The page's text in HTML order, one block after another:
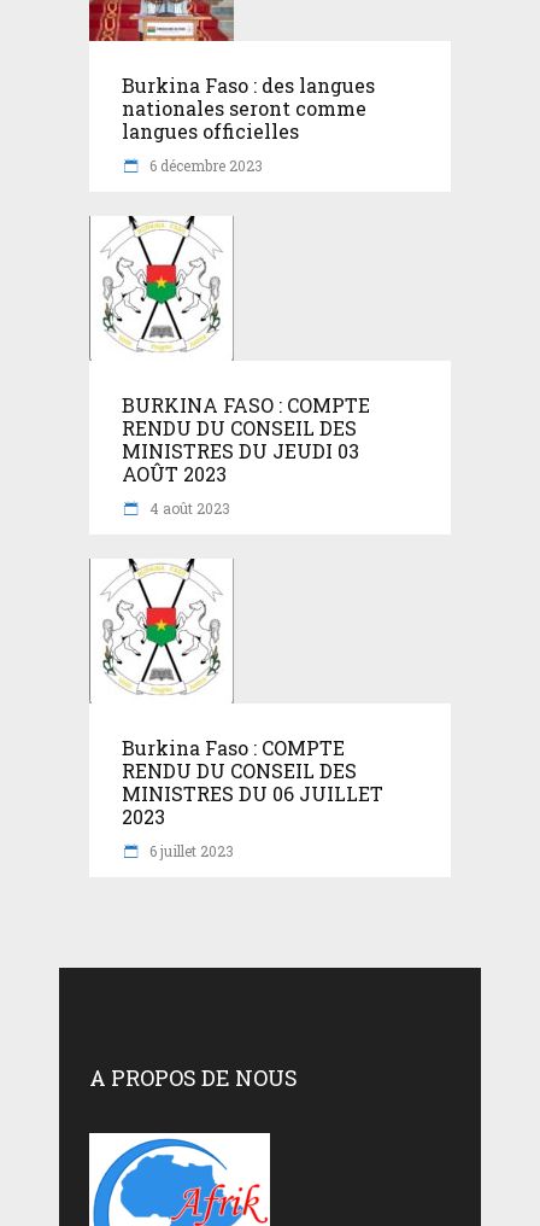
Burkina Faso : des langues
nationales seront comme
langues officielles
6 décembre 2023
BURKINA FASO : COMPTE
RENDU DU CONSEIL DES
MINISTRES DU JEUDI 03
AOÛT 2023
4 août 2023
Burkina Faso : COMPTE
RENDU DU CONSEIL DES
MINISTRES DU 06 JUILLET
2023
6 juillet 2023
A PROPOS DE NOUS